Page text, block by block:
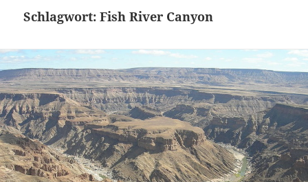
Schlagwort:Fish River Canyon